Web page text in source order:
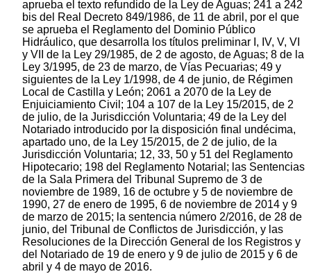
aprueba el texto refundido de la Ley de Aguas; 241 a 242
bis del Real Decreto 849/1986, de 11 de abril, por el que
se aprueba el Reglamento del Dominio Público
Hidráulico, que desarrolla los títulos preliminar I, IV, V, VI
y VII de la Ley 29/1985, de 2 de agosto, de Aguas; 8 de la
Ley 3/1995, de 23 de marzo, de Vías Pecuarias; 49 y
siguientes de la Ley 1/1998, de 4 de junio, de Régimen
Local de Castilla y León; 2061 a 2070 de la Ley de
Enjuiciamiento Civil; 104 a 107 de la Ley 15/2015, de 2
de julio, de la Jurisdicción Voluntaria; 49 de la Ley del
Notariado introducido por la disposición final undécima,
apartado uno, de la Ley 15/2015, de 2 de julio, de la
Jurisdicción Voluntaria; 12, 33, 50 y 51 del Reglamento
Hipotecario; 198 del Reglamento Notarial; las Sentencias
de la Sala Primera del Tribunal Supremo de 3 de
noviembre de 1989, 16 de octubre y 5 de noviembre de
1990, 27 de enero de 1995, 6 de noviembre de 2014 y 9
de marzo de 2015; la sentencia número 2/2016, de 28 de
junio, del Tribunal de Conflictos de Jurisdicción, y las
Resoluciones de la Dirección General de los Registros y
del Notariado de 19 de enero y 9 de julio de 2015 y 6 de
abril y 4 de mayo de 2016.